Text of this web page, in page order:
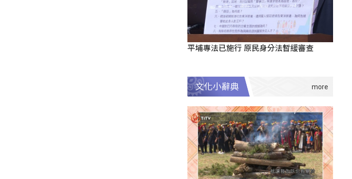
平埔專法已施行 原民身分法暫緩審查
文化小辭典